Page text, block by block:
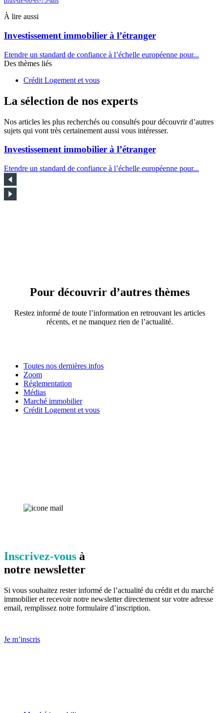
À lire aussi
Investissement immobilier à l’étranger
Etendre un standard de confiance à l’échelle européenne pour...
Des thèmes liés
Crédit Logement et vous
La sélection de nos experts
Nos articles les plus recherchés ou consultés pour découvrir d’autres
sujets qui vont très certainement aussi vous intéresser.
Investissement immobilier à l’étranger
Etendre un standard de confiance à l’échelle européenne pour...
Pour découvrir d’autres thèmes
Restez informé de toute l’information en retrouvant les articles
récents, et ne manquez rien de l’actualité.
Toutes nos dernières infos
Zoom
Réglementation
Médias
Marché immobilier
Crédit Logement et vous
Inscrivez-vous à
notre newsletter
Si vous souhaitez rester informé de l’actualité du crédit et du marché
immobilier et recevoir notre newsletter directement sur votre adresse
email, remplissez notre formulaire d’inscription.
Je m’inscris